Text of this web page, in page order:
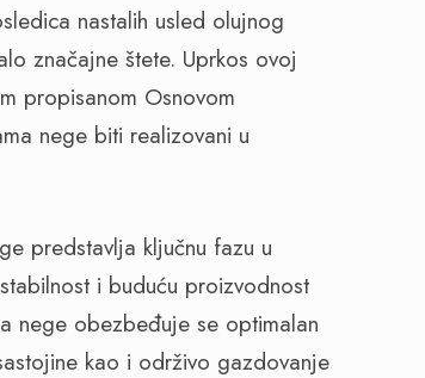
nastalih usled olujnog
značajne štete. Uprkos ovoj
propisanom Osnovom
nege biti realizovani u
predstavlja ključnu fazu u
i buduću proizvodnost
nege obezbeđuje se optimalan
kao i održivo gazdovanje